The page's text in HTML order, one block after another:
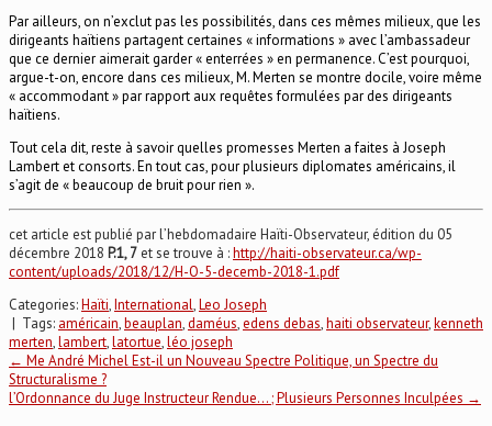
Par ailleurs, on n’exclut pas les possibilités, dans ces mêmes milieux, que les
dirigeants haïtiens partagent certaines « informations » avec l’ambassadeur
que ce dernier aimerait garder « enterrées » en permanence. C’est pourquoi,
argue-t-on, encore dans ces milieux, M. Merten se montre docile, voire même
« accommodant » par rapport aux requêtes formulées par des dirigeants
haïtiens.
Tout cela dit, reste à savoir quelles promesses Merten a faites à Joseph
Lambert et consorts. En tout cas, pour plusieurs diplomates américains, il
s’agit de « beaucoup de bruit pour rien ».
cet article est publié par l’hebdomadaire Haïti-Observateur, édition du 05
décembre 2018 P.1, 7 et se trouve à :http://haiti-observateur.ca/wp-
content/uploads/2018/12/H-O-5-decemb-2018-1.pdf
Categories:Haïti,International,Leo Joseph
| Tags: américain,beauplan,daméus,edens debas,haiti observateur,kenneth
merten,lambert,latortue,léo joseph
Post
← Me André Michel Est-il un Nouveau Spectre Politique, un Spectre du
Structuralisme ?
l’Ordonnance du Juge Instructeur Rendue… ; Plusieurs Personnes Inculpées →